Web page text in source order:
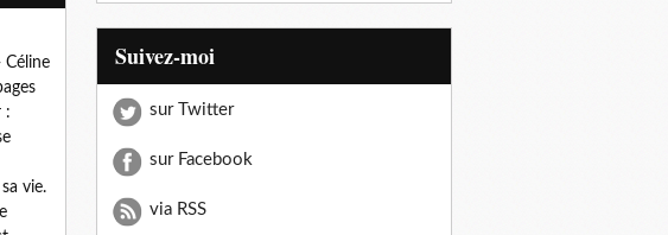
Céline
:
vie.
Suivez-moi
sur Twitter
sur Facebook
via RSS